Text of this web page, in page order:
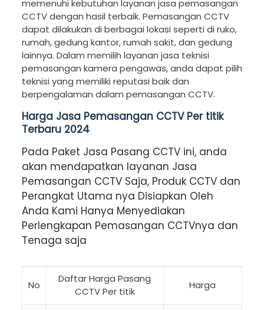
memenuhi kebutuhan layanan jasa pemasangan
CCTV dengan hasil terbaik. Pemasangan CCTV
dapat dilakukan di berbagai lokasi seperti di ruko,
rumah, gedung kantor, rumah sakit, dan gedung
lainnya. Dalam memilih layanan jasa teknisi
pemasangan kamera pengawas, anda dapat pilih
teknisi yang memiliki reputasi baik dan
berpengalaman dalam pemasangan CCTV.
Harga Jasa Pemasangan CCTV Per titik
Terbaru 2024
Pada Paket Jasa Pasang CCTV ini, anda
akan mendapatkan layanan Jasa
Pemasangan CCTV Saja, Produk CCTV dan
Perangkat Utama nya Disiapkan Oleh
Anda Kami Hanya Menyediakan
Perlengkapan Pemasangan CCTVnya dan
Tenaga saja
No
Daftar Harga Pasang
CCTV Per titik
Harga